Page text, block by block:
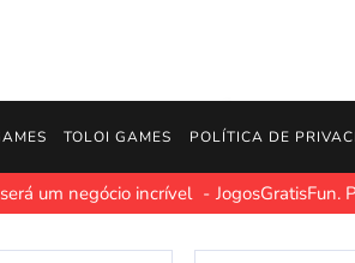
TOLOI GAMES POLÍTICA DE
um negócio incrível JogosGratisFun.